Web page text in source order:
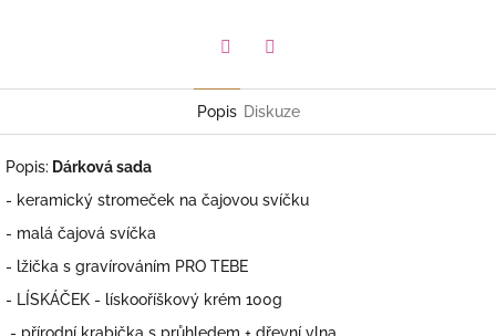
Popis Diskuze
Popis: Dárková sada
- keramický stromeček na čajovou svíčku
- malá čajová svíčka
- lžička s gravírováním PRO TEBE
- LÍSKÁČEK - lískooříškový krém 100g